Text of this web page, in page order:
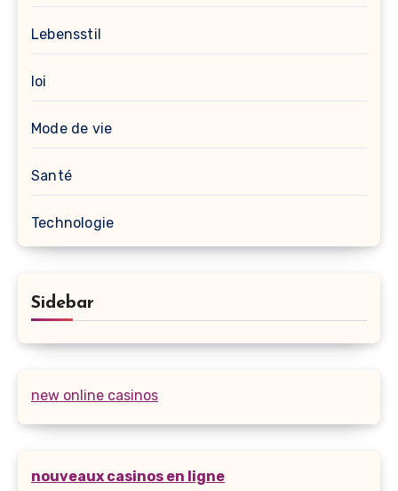
Lebensstil
loi
Mode de vie
Santé
Technologie
Sidebar
new online casinos
nouveaux casinos en ligne